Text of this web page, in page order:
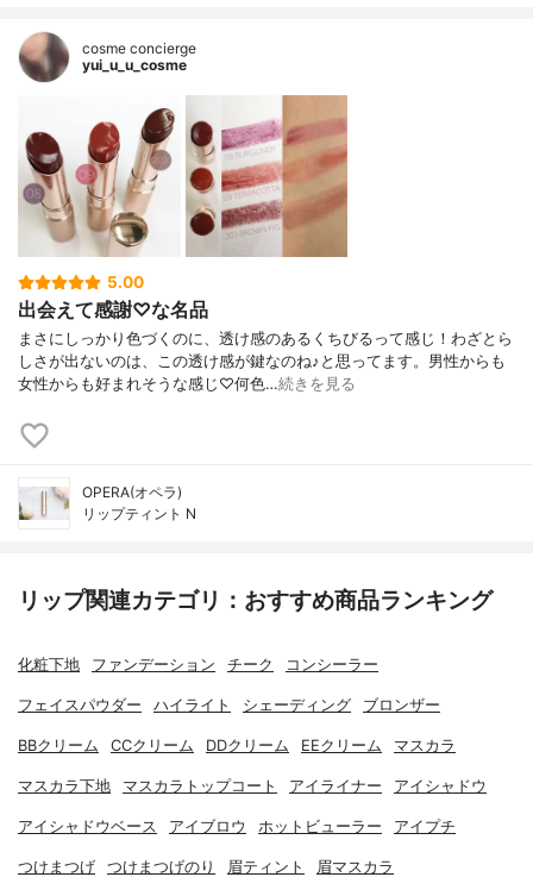
cosme concierge
yui_u_u_cosme
5.00
出会えて感謝♡な名品
まさにしっかり色づくのに、透け感のあるくちびるって感じ！わざとら
しさが出ないのは、この透け感が鍵なのね♪と思ってます。男性からも
女性からも好まれそうな感じ♡何色…続きを見る
OPERA(オペラ)
リップティント N
リップ関連カテゴリ：おすすめ商品ランキング
化粧下地 ファンデーション チーク コンシーラー
フェイスパウダー ハイライト シェーディング ブロンザー
BBクリーム CCクリーム DDクリーム EEクリーム マスカラ
マスカラ下地 マスカラトップコート アイライナー アイシャドウ
アイシャドウベース アイブロウ ホットビューラー アイプチ
つけまつげ つけまつげのり 眉ティント 眉マスカラ